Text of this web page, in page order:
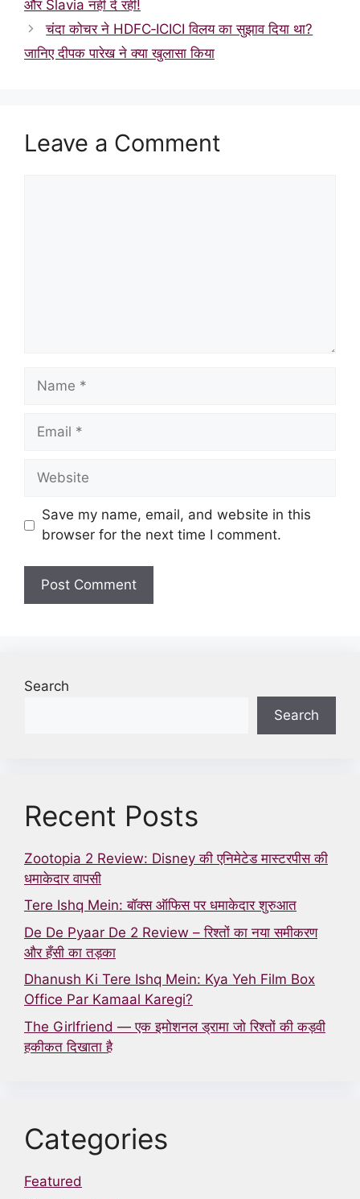
और Slavia नहीं दे रही!
चंदा कोचर ने HDFC‑ICICI विलय का सुझाव दिया था?
जानिए दीपक पारेख ने क्या खुलासा किया
Leave a Comment
Name
Email
Website
Save my name, email, and website in this
browser for the next time I comment.
Search
Search
Recent Posts
Zootopia 2 Review: Disney की एनिमेटेड मास्टरपीस की
धमाकेदार वापसी
Tere Ishq Mein: बॉक्स ऑफिस पर धमाकेदार शुरुआत
De De Pyaar De 2 Review – रिश्तों का नया समीकरण
और हँसी का तड़का
Dhanush Ki Tere Ishq Mein: Kya Yeh Film Box
Office Par Kamaal Karegi?
The Girlfriend — एक इमोशनल ड्रामा जो रिश्तों की कड़वी
हकीकत दिखाता है
Categories
Featured